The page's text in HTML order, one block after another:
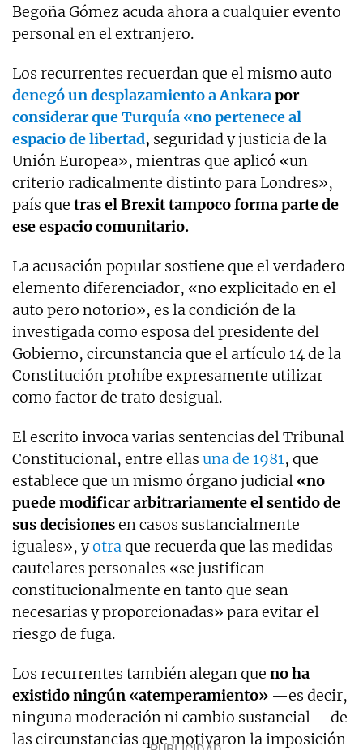
Begoña Gómez acuda ahora a cualquier evento
personal en el extranjero.
Los recurrentes recuerdan que el mismo auto
denegó un desplazamiento a Ankarapor
considerar que Turquía «no pertenece al
espacio de libertad, seguridad y justicia de la
Unión Europea», mientras que aplicó «un
criterio radicalmente distinto para Londres»,
país que tras el Brexit tampoco forma parte de
ese espacio comunitario.
La acusación popular sostiene que el verdadero
elemento diferenciador, «no explicitado en el
auto pero notorio», es la condición de la
investigada como esposa del presidente del
Gobierno, circunstancia que el artículo 14 de la
Constitución prohíbe expresamente utilizar
como factor de trato desigual.
El escrito invoca varias sentencias del Tribunal
Constitucional, entre ellas una de 1981, que
establece que un mismo órgano judicial «no
puede modificar arbitrariamente el sentido de
sus decisionesen casos sustancialmente
iguales», yotraque recuerda que las medidas
cautelares personales «se justifican
constitucionalmente en tanto que sean
necesarias y proporcionadas» para evitar el
riesgo de fuga.
Los recurrentes también alegan que no ha
existido ningún «atemperamiento» —es decir,
ninguna moderación ni cambio sustancial— de
las circunstancias que motivaron la imposición